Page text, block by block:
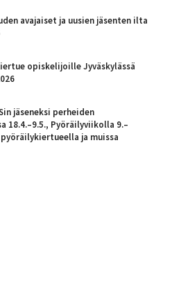
avajaiset ja uusien jäsenten ilta
opiskelijoille Jyväskylässä
jäseneksi perheiden
18.4.–9.5., Pyöräilyviikolla 9.–
ja muissa